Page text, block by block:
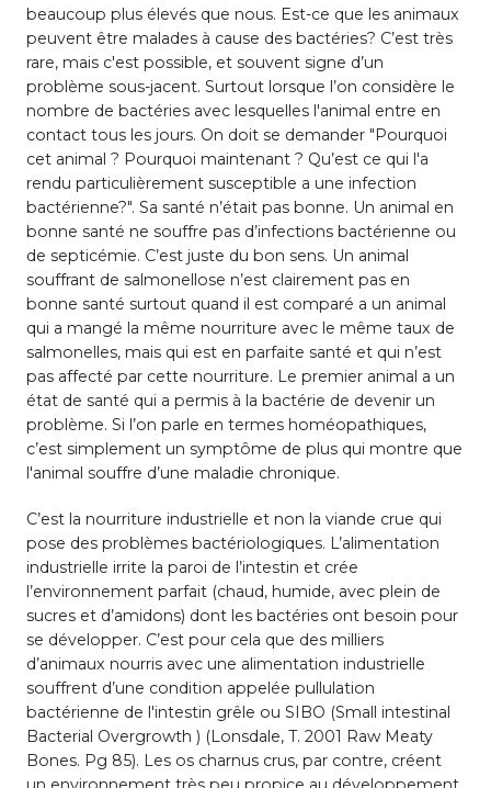
beaucoup plus élevés que nous. Est-ce que les animaux
peuvent être malades à cause des bactéries? C’est très
rare, mais c'est possible, et souvent signe d’un
problème sous-jacent. Surtout lorsque l’on considère le
nombre de bactéries avec lesquelles l'animal entre en
contact tous les jours. On doit se demander "Pourquoi
cet animal ? Pourquoi maintenant ? Qu’est ce qui l'a
rendu particulièrement susceptible a une infection
bactérienne?". Sa santé n’était pas bonne. Un animal en
bonne santé ne souffre pas d’infections bactérienne ou
de septicémie. C’est juste du bon sens. Un animal
souffrant de salmonellose n’est clairement pas en
bonne santé surtout quand il est comparé a un animal
qui a mangé la même nourriture avec le même taux de
salmonelles, mais qui est en parfaite santé et qui n’est
pas affecté par cette nourriture. Le premier animal a un
état de santé qui a permis à la bactérie de devenir un
problème. Si l’on parle en termes homéopathiques,
c’est simplement un symptôme de plus qui montre que
l'animal souffre d’une maladie chronique.
C’est la nourriture industrielle et non la viande crue qui
pose des problèmes bactériologiques. L’alimentation
industrielle irrite la paroi de l’intestin et crée
l’environnement parfait (chaud, humide, avec plein de
sucres et d’amidons) dont les bactéries ont besoin pour
se développer. C’est pour cela que des milliers
d’animaux nourris avec une alimentation industrielle
souffrent d’une condition appelée pullulation
bactérienne de l'intestin grêle ou SIBO (Small intestinal
Bacterial Overgrowth ) (Lonsdale, T. 2001 Raw Meaty
Bones. Pg 85). Les os charnus crus, par contre, créent